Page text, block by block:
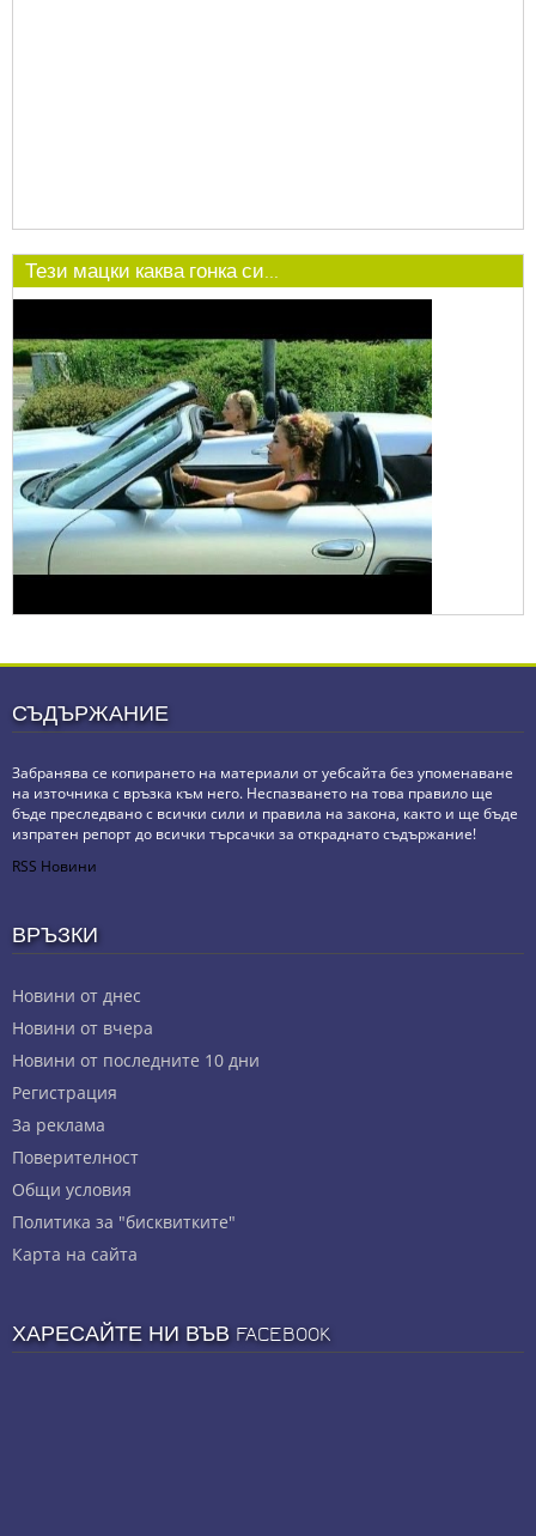
Тези мацки каква гонка си...
СЪДЪРЖАНИЕ
Забранява се копирането на материали от уебсайта без упоменаване
на източника с връзка към него. Неспазването на това правило ще
бъде преследвано с всички сили и правила на закона, както и ще бъде
изпратен репорт до всички търсачки за откраднато съдържание!
RSS Новини
ВРЪЗКИ
Новини от днес
Новини от вчера
Новини от последните 10 дни
Регистрация
За реклама
Πoвepитeлнocт
Общи условия
Политика за "бисквитките"
Карта на сайта
ХАРЕСАЙТЕ НИ ВЪВ FACEBOOK